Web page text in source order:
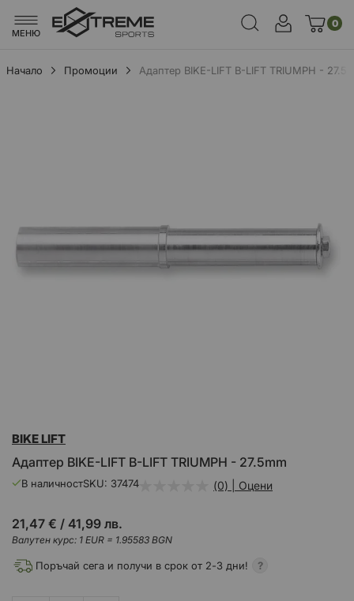
МЕНЮ
0
Начало Промоции
Адаптер BIKE-LIFT B-LIFT TRIUMPH -
към
на
галерия
Адаптер BIKE-LIFT B-LIFT TRIUMPH - 27.5mm
BIKE LIFT
В наличностSKU 37474 (0) | Оцени
21,47 € / 41,99 лв.
Валутен курс: 1 EUR = 1.95583 BGN
Поръчай сега и получи в срок от 2-3 дни!